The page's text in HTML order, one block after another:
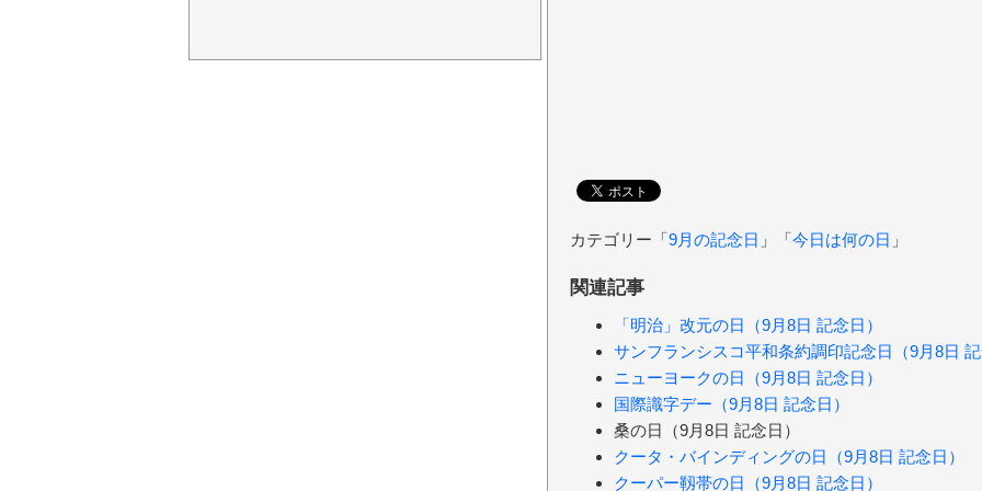
カテゴリー「9月の記念日 」「今日は何の日 」
関連記事
「明治」改元の日（9月8日 記念日）
サンフランシスコ平和条約調印記念日（9月8日
ニューヨークの日（9月8日 記念日）
国際識字デー（9月8日 記念日）
桑の日（9月8日 記念日）
クータ・バインディングの日（9月8日 記念日）
クーパー靱帯の日（9月8日 記念日）